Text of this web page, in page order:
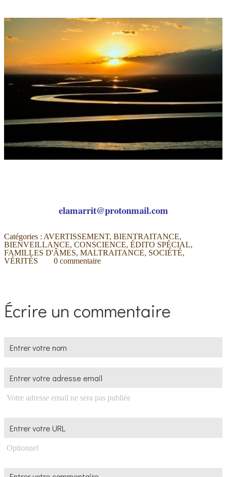
elamarrit@protonmail.com
Catégories : AVERTISSEMENT,BIENTRAITANCE,
BIENVEILLANCE,CONSCIENCE,ÉDITO SPÉCIAL,
FAMILLES D'ÂMES,MALTRAITANCE, SOCIÉTÉ,
VÉRITÉS
0 commentaire
Écrire un commentaire
Votre adresse email ne sera pas publiée
Optionnel